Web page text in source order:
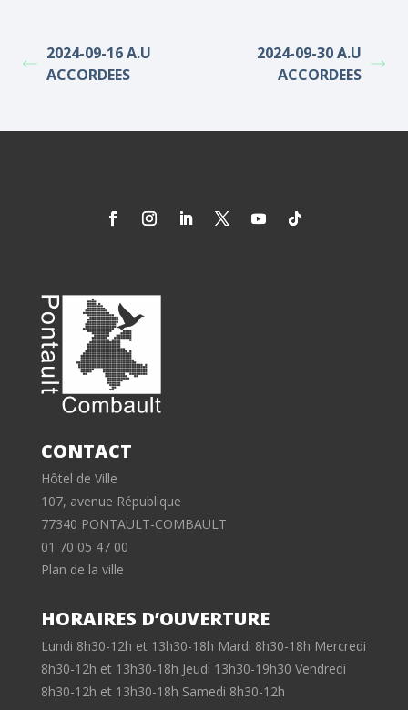
2024-09-16 A.U
ACCORDEES
2024-09-30 A.U
ACCORDEES
CONTACT
Hôtel de Ville
107, avenue République
77340 PONTAULT-COMBAULT
01 70 05 47 00
Plan de la ville
HORAIRES D’OUVERTURE
Lundi 8h30-12h et 13h30-18h Mardi 8h30-18h Mercredi
8h30-12h et 13h30-18h Jeudi 13h30-19h30 Vendredi
8h30-12h et 13h30-18h Samedi 8h30-12h